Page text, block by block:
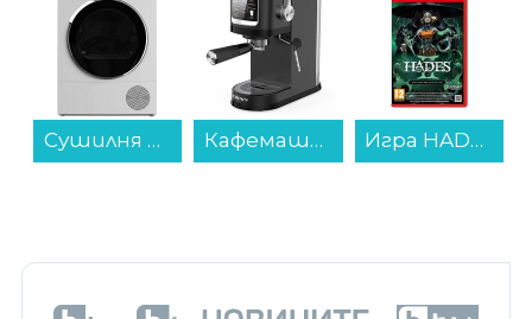
Кафемашина Crown CEM-1539D... Игра HADES 2 (NSW2)... Лаптоп Apple MacBook Neo 13" 512GB Citrus mhfe4 , 13.00 , 512 , 8 , Apple A18 Pro 5 Core GPU , Apple A18 Pro 6 Core , Mac OS...